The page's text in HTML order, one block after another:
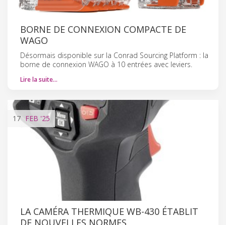
BORNE DE CONNEXION COMPACTE DE
WAGO
Désormais disponible sur la Conrad Sourcing Platform : la
borne de connexion WAGO à 10 entrées avec leviers.
Lire la suite…
17 FEB '25
LA CAMÉRA THERMIQUE WB-430 ÉTABLIT
DE NOUVELLES NORMES